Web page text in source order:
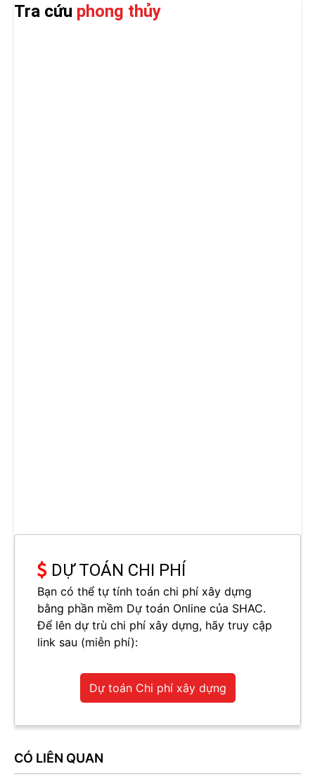
Tra cứu phong thủy
DỰ TOÁN CHI PHÍ
Bạn có thể tự tính toán chi phí xây dựng
bằng phần mềm Dự toán Online của SHAC.
Để lên dự trù chi phí xây dựng, hãy truy cập
link sau (miễn phí):
Dự toán Chi phí xây dựng
CÓ LIÊN QUAN